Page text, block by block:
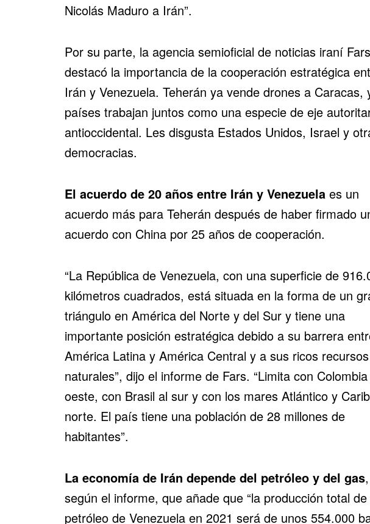
Nicolás Maduro a Irán”.
Por su parte, la agencia semioficial de noticias iraní Fars
destacó la importancia de la cooperación estratégica
Irán y Venezuela. Teherán ya vende drones a Caracas,
países trabajan juntos como una especie de eje
antioccidental. Les disgusta Estados Unidos, Israel y
democracias.
El acuerdo de 20 años entre Irán y Venezuelaes un
acuerdo más para Teherán después de haber firmado
acuerdo con China por 25 años de cooperación.
“La República de Venezuela, con una superficie de
kilómetros cuadrados, está situada en la forma de un
triángulo en América del Norte y del Sur y tiene una
importante posición estratégica debido a su barrera
América Latina y América Central y a sus ricos recursos
naturales”, dijo el informe de Fars. “Limita con
oeste, con Brasil al sur y con los mares Atlántico y
norte. El país tiene una población de 28 millones de
habitantes”.
La economía de Irán depende del petróleoy del gas,
según el informe, que añade que “la producción total de
petróleo de Venezuela en 2021 será de unos 554.000